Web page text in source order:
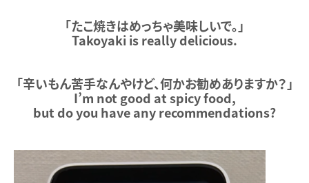
「たこ焼きはめっちゃ美味しいで。」
Takoyaki is really delicious.
「辛いもん苦手なんやけど、何かお勧めありますか？」
I’m not good at spicy food,
but do you have any recommendations?